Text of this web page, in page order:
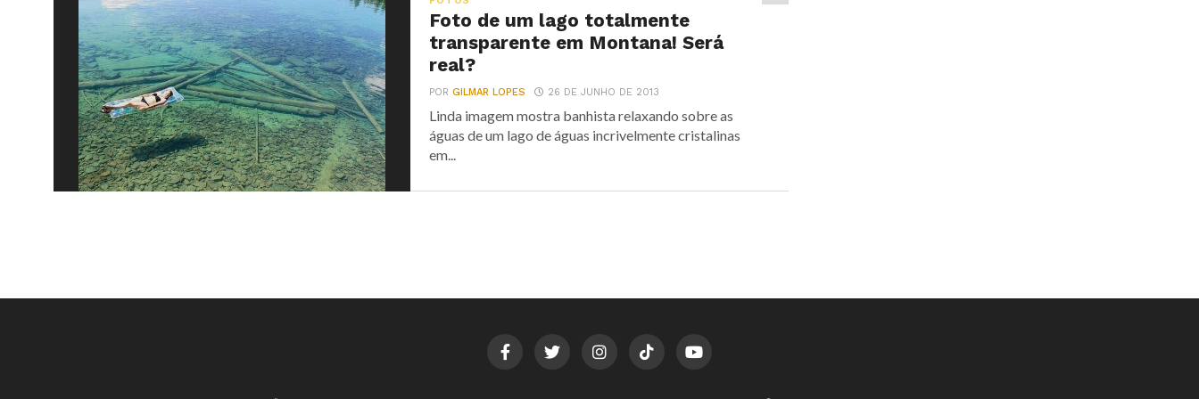
Foto de um lago totalmente
transparente em Montana! Será
real?
PORGILMAR LOPES 26 DE JUNHO DE 2013
Linda imagem mostra banhista relaxando sobre as
águas de um lago de águas incrivelmente cristalinas
em...